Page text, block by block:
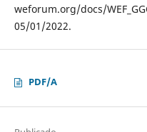
weforum.org/docs/
05/01/2022.
PDF/A